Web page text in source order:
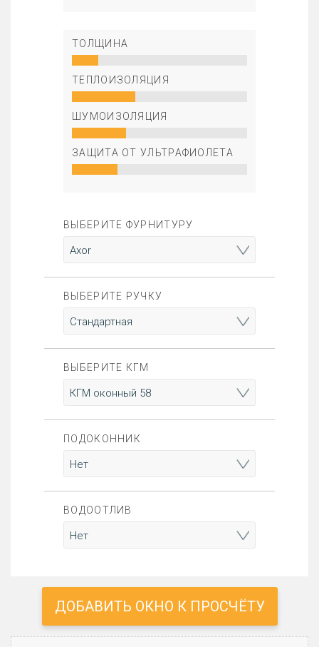
ТОЛЩИНА
ТЕПЛОИЗОЛЯЦИЯ
ШУМОИЗОЛЯЦИЯ
ЗАЩИТА ОТ УЛЬТРАФИОЛЕТА
ВЫБЕРИТЕ ФУРНИТУРУ
ВЫБЕРИТЕ РУЧКУ
ВЫБЕРИТЕ КГМ
ПОДОКОННИК
ВОДООТЛИВ
ДОБАВИТЬ ОКНО К ПРОСЧЁТУ